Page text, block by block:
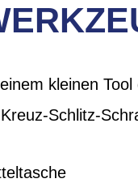
kleinen
Schlitz-